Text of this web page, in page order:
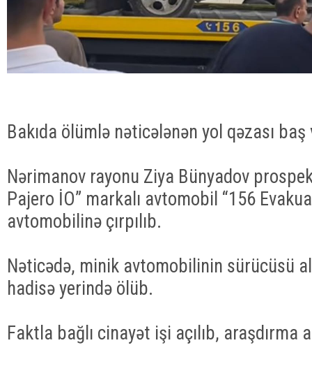
Bakıda ölümlə nəticələnən yol qəzası
Nərimanov rayonu Ziya Bünyadov
Pajero İO” markalı avtomobil “156
avtomobilinə çırpılıb.
Nəticədə, minik avtomobilinin sürücüsü
hadisə yerində ölüb.
Faktla bağlı cinayət işi açılıb, araşdırma